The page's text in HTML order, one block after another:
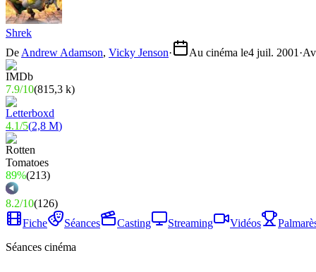
Shrek
De Andrew Adamson, Vicky Jenson· Au cinéma le4 juil. 2001 ·
7.9/10(815,3 k)
4.1/5(2,8 M)
89%(213)
8.2/10(126)
Fiche
Séances Casting Streaming Vidéos
Séances cinéma